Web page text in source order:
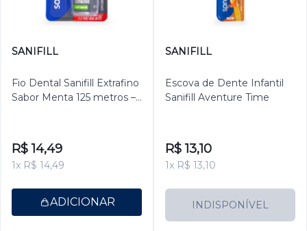
SANIFILL
Fio Dental Sanifill Extrafino
Sabor Menta 125 metros –
R$ 14,49
1x R$ 14,49
ADICIONAR
SANIFILL
Escova de Dente Infantil
Sanifill Aventure Time
R$ 13,10
1x R$ 13,10
INDISPONÍVEL